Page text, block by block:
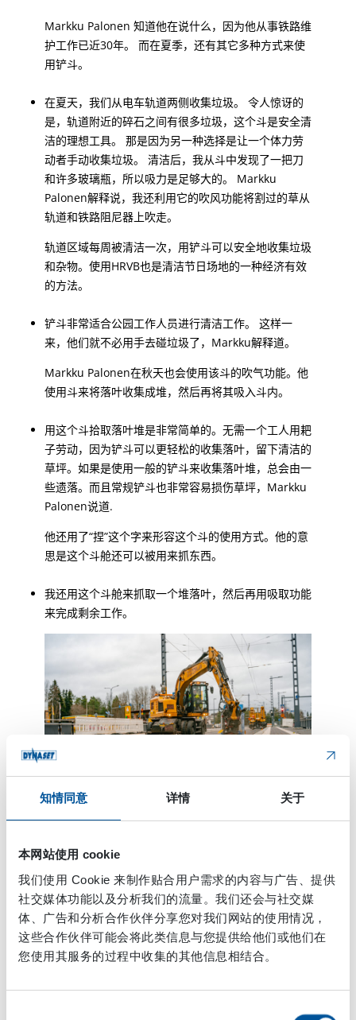
知情同意 详情 关于
本网站使用 cookie
我们使用 Cookie 来制作贴合用户需求的内容与广告、提供
社交媒体功能以及分析我们的流量。我们还会与社交媒
体、广告和分析合作伙伴分享您对我们网站的使用情况，
这些合作伙伴可能会将此类信息与您提供给他们或他们在
您使用其服务的过程中收集的其他信息相结合。
Markku Palonen 知道他在说什么，因为他从事铁路维
护工作已近30年。 而在夏季，还有其它多种方式来使
用铲斗。
在夏天，我们从电车轨道两侧收集垃圾。 令人惊讶的
是，轨道附近的碎石之间有很多垃圾，这个斗是安全清
洁的理想工具。 那是因为另一种选择是让一个体力劳
动者手动收集垃圾。 清洁后，我从斗中发现了一把刀
和许多玻璃瓶，所以吸力是足够大的。 Markku
Palonen解释说，我还利用它的吹风功能将割过的草从
轨道和铁路阻尼器上吹走。
轨道区域每周被清洁一次，用铲斗可以安全地收集垃圾
和杂物。使用HRVB也是清洁节日场地的一种经济有效
的方法。
铲斗非常适合公园工作人员进行清洁工作。 这样一
来，他们就不必用手去碰垃圾了，Markku解释道。
Markku Palonen在秋天也会使用该斗的吹气功能。他
使用斗来将落叶收集成堆，然后再将其吸入斗内。
用这个斗拾取落叶堆是非常简单的。无需一个工人用耙
子劳动，因为铲斗可以更轻松的收集落叶，留下清洁的
草坪。如果是使用一般的铲斗来收集落叶堆，总会由一
些遗落。而且常规铲斗也非常容易损伤草坪，Markku
Palonen说道.
他还用了“捏”这个字来形容这个斗的使用方式。他的意
思是这个斗舱还可以被用来抓东西。
我还用这个斗舱来抓取一个堆落叶，然后再用吸取功能
来完成剩余工作。
在秋季， Markku Palonen使用HRVB液压回收真空斗
HRVB的多功能性令人感到
惊奇
HRVB 液压回收真空斗的优势在于其多功能性。同一装
性在Markku Palonen 第一次见到这个斗的时候吸引了